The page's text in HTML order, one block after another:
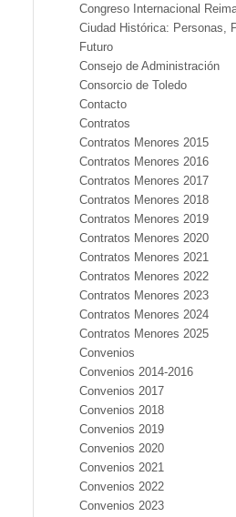
Congreso Internacional
Ciudad Histórica: Personas,
Futuro
Consejo de Administración
Consorcio de Toledo
Contacto
Contratos
Contratos Menores 2015
Contratos Menores 2016
Contratos Menores 2017
Contratos Menores 2018
Contratos Menores 2019
Contratos Menores 2020
Contratos Menores 2021
Contratos Menores 2022
Contratos Menores 2023
Contratos Menores 2024
Contratos Menores 2025
Convenios
Convenios 2014-2016
Convenios 2017
Convenios 2018
Convenios 2019
Convenios 2020
Convenios 2021
Convenios 2022
Convenios 2023